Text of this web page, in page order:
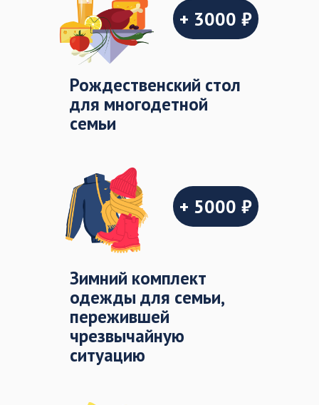
Рождественский стол
для многодетной
семьи
+ 3000 ₽
Зимний комплект
одежды для семьи,
пережившей
чрезвычайную
ситуацию
+ 5000 ₽